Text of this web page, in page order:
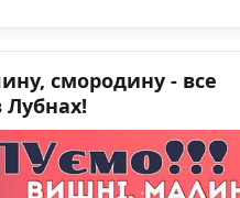
смородину - все
Лубнах!